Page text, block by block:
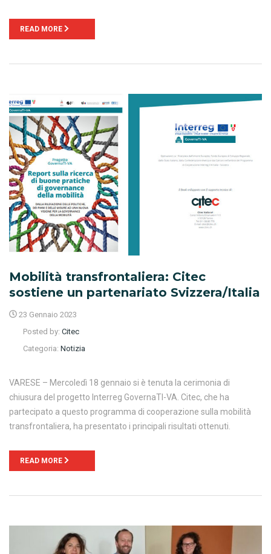
READ MORE
Mobilità transfrontaliera: Citec
sostiene un partenariato Svizzera/Italia
23 Gennaio 2023
Posted by: Citec
Categoria: Notizia
VARESE – Mercoledì 18 gennaio si è tenuta la cerimonia di
chiusura del progetto Interreg GovernaTI-VA. Citec, che ha
partecipato a questo programma di cooperazione sulla mobilità
transfrontaliera, ha presentato i principali risultati ottenuti.
READ MORE